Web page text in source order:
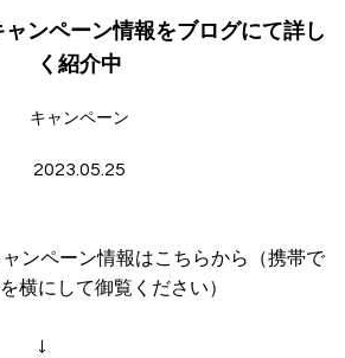
ンペーン情報をブログにて詳し
く紹介中
キャンペーン
2023.05.25
ンペーン情報はこちらから（携帯で
横にして御覧ください）